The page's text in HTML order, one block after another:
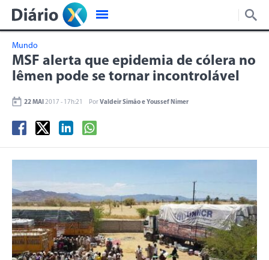
Mundo
MSF alerta que epidemia de cólera no
Iêmen pode se tornar incontrolável
22 MAI 2017 - 17h:21 PorValdeir Simão e Youssef Nimer